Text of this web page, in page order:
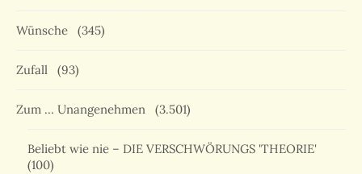
Wünsche (345)
Zufall (93)
Zum … Unangenehmen (3.501)
Beliebt wie nie – DIE VERSCHWÖRUNGS 'THEORIE'
(100)